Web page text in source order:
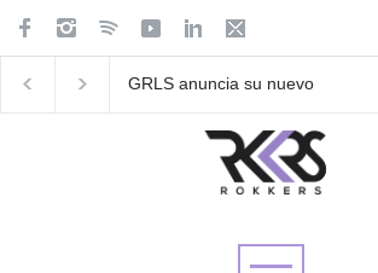
GRLS anuncia su nuevo